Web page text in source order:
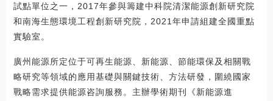
試點單位之一，2017年參與籌建中科院清潔能源創新研究院
和南海生態環境工程創新研究院，2021年申請組建全國重點
實驗室。
廣州能源所定位于可再生能源、新能源、節能環保及相關戰
略研究等領域的應用基礎與關鍵技術、方法研發，圍繞國家
戰略需求提供能源咨詢服務。主辦學術期刊《新能源進